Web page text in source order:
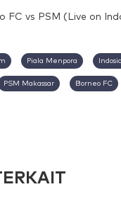
FC vs PSM (Live on
Piala Menpora
PSM Makassar Borneo FC